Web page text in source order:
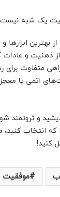
یک شبه نیست؛
از بهترین
ذهنیت و عادات
متفاوت برای
اتمی یا
که انتخاب
کنید!
موفقیت